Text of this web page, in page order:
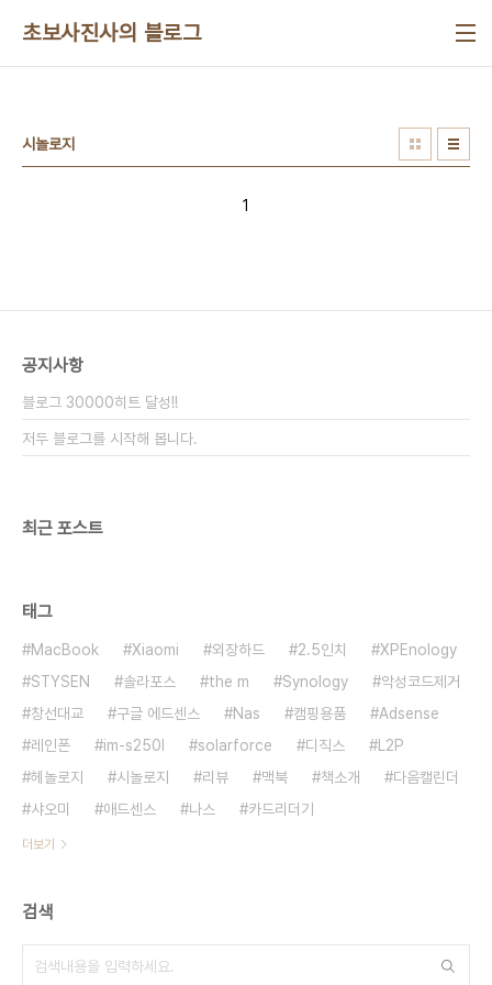
초보사진사의 블로그
시놀로지
1
공지사항
블로그 30000히트 달성!!
저두 블로그를 시작해 봅니다.
최근 포스트
태그
MacBook Xiaomi 외장하드 2.5인치
XPEnology
STYSEN
솔라포스 the m Synology
악성코드제거
창선대교
구글 에드센스 Nas 캠핑용품
Adsense
레인폰
im-s250l solarforce 디직스
L2P
헤놀로지
시놀로지 리뷰 맥북 책소개
다음캘린더
샤오미
애드센스 나스 카드리더기
더보기
검색